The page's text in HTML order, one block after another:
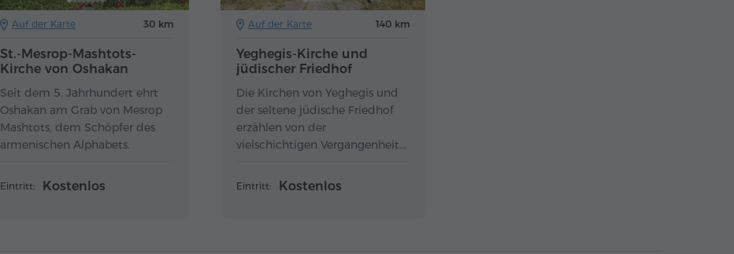
Auf der Karte 30 km
St.-Mesrop-Mashtots-
Kirche von Oshakan
Seit dem 5. Jahrhundert ehrt
Oshakan am Grab von Mesrop
Mashtots, dem Schöpfer des
armenischen Alphabets.
Eintritt: Kostenlos
Auf der Karte 140 km
Yeghegis-Kirche und
jüdischer Friedhof
Die Kirchen von Yeghegis und
der seltene jüdische Friedhof
erzählen von der
vielschichtigen Vergangenheit
Eintritt: Kostenlos